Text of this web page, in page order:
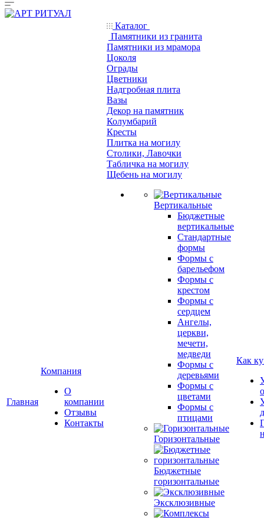
Главная
Компания
О
компании
Отзывы
Контакты
Каталог
Памятники из гранита
Памятники из мрамора
Цоколя
Ограды
Цветники
Надгробная плита
Вазы
Декор на памятник
Колумбарий
Кресты
Плитка на могилу
Столики, Лавочки
Табличка на могилу
Щебень на могилу
Вертикальные
Бюджетные
вертикальные
Стандартные
формы
Формы с
барельефом
Формы с
крестом
Формы с
сердцем
Ангелы,
церкви,
мечети,
медведи
Формы с
деревьями
Формы с
цветами
Формы с
птицами
Горизонтальные
Бюджетные
горизонтальные
Эксклюзивные
Как